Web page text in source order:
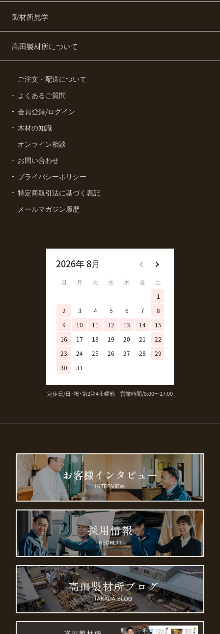
製材所見学
高田製材所について
ご注文・配送について
よくあるご質問
会員登録/ログイン
木材の知識
オンライン相談
お問い合わせ
プライバシーポリシー
特定商取引法に基づく表記
メールマガジン履歴
2026年 8月
日 月 火 水 木 金
土
1
2
3 4 5 6 7
8
9
10 11 12 13 14
15
16
17 18 19 20 21
22
23
24 25 26 27 28
29
30
31
定休日/日･祝･第2第4土曜他 営業時間/8:00〜17:00